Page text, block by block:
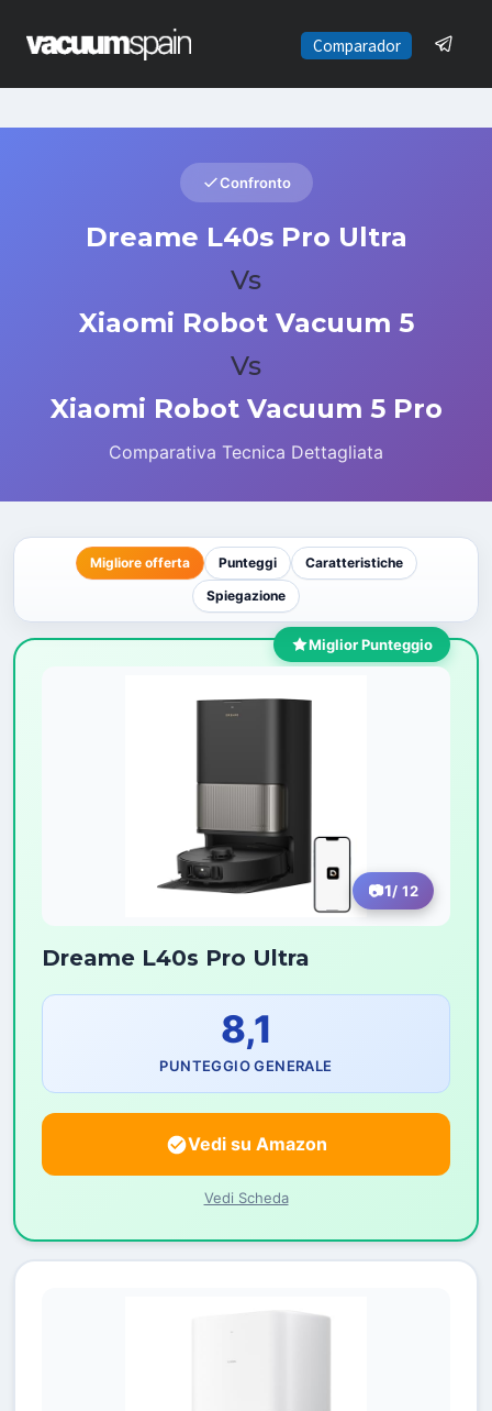
contenido
Comparador
Confronto
Dreame L40s Pro Ultra
Vs
Xiaomi Robot Vacuum 5
Vs
Xiaomi Robot Vacuum 5 Pro
Comparativa Tecnica Dettagliata
Migliore offerta Punteggi
Caratteristiche
Spiegazione
Miglior Punteggio
1/ 12
Dreame L40s Pro Ultra
8,1
PUNTEGGIO GENERALE
Vedi su Amazon
Vedi Scheda